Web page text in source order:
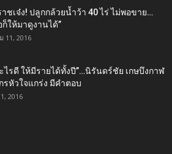
ชเจ๋ง! ปลูกกล้วยน้ำว้า 40 ไร่ ไม่พอขาย…
ก็ให้มาดูงานได้”‬
11, 2016
ไรดี ให้มีรายได้ทั้งปี”…นิรันดร์ชัย เกษบึงกาฬ
รหัวใจแกร่ง มีคำตอบ
2016